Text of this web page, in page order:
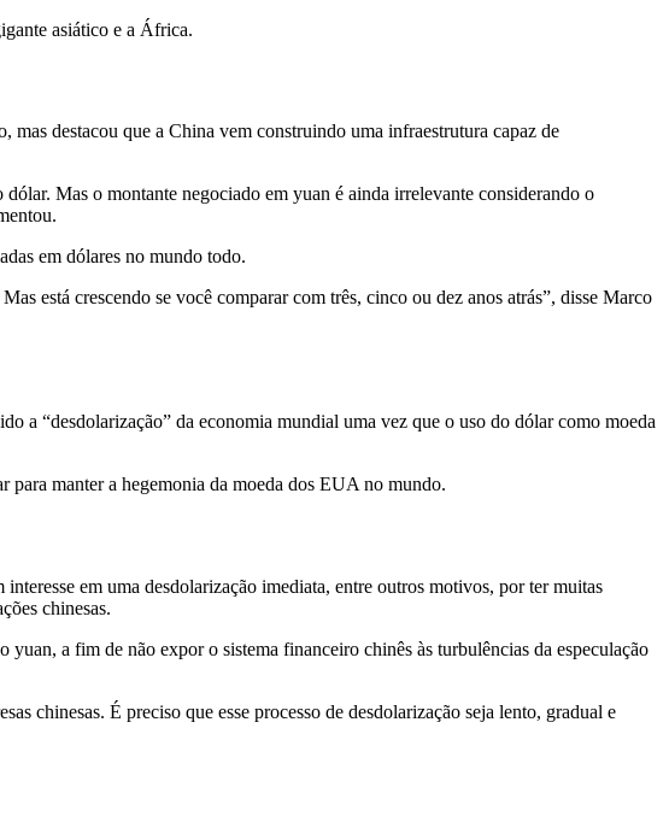
asiático e a África.
destacou que a China vem construindo uma infraestrutura capaz de
Mas o montante negociado em yuan é ainda irrelevante considerando o
em dólares no mundo todo.
está crescendo se você comparar com três, cinco ou dez anos atrás”, disse Marco
a “desdolarização” da economia mundial uma vez que o uso do dólar como moeda
para manter a hegemonia da moeda dos EUA no mundo.
em uma desdolarização imediata, entre outros motivos, por ter muitas
chinesas.
a fim de não expor o sistema financeiro chinês às turbulências da especulação
chinesas. É preciso que esse processo de desdolarização seja lento, gradual e